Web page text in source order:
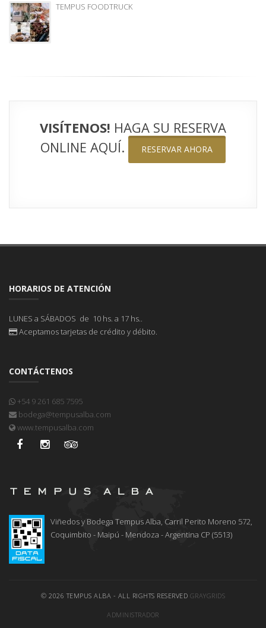
TEMPUS FOODTRUCK
VISÍTENOS! HAGA SU RESERVA
ONLINE AQUÍ.
RESERVAR AHORA
HORARIOS DE ATENCIÓN
LUNES a SÁBADOS de 10 hs. a 17 hs..
Aceptamos tarjetas de crédito y débito.
CONTÁCTENOS
+54 9 261 685 7595
bodega@tempusalba.com
www.tempusalba.com
Viñedos y Bodega Tempus Alba, Carril Perito Moreno 572,
Coquimbito - Maipú - Mendoza - Argentina CP (5513)
© 2026 TEMPUS ALBA - ALL RIGHTS RESERVED GRAYGRIDS
ADMINISTRADOR